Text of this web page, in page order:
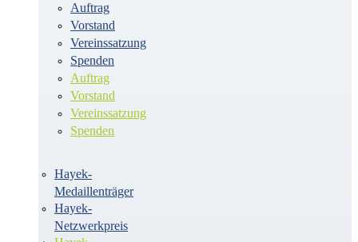
Auftrag
Vorstand
Vereinssatzung
Spenden
Auftrag
Vorstand
Vereinssatzung
Spenden
Hayek-
Medaillenträger
Hayek-
Netzwerkpreis